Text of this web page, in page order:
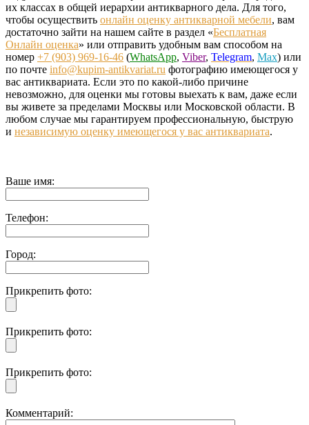
их классах в общей иерархии антикварного дела. Для того,
чтобы осуществить онлайн оценку антикварной мебели, вам
достаточно зайти на нашем сайте в раздел «Бесплатная
Онлайн оценка» или отправить удобным вам способом на
номер +7 (903) 969-16-46 (WhatsApp, Viber, Telegram, Max) или
по почте info@kupim-antikvariat.ru фотографию имеющегося у
вас антиквариата. Если это по какой-либо причине
невозможно, для оценки мы готовы выехать к вам, даже если
вы живете за пределами Москвы или Московской области. В
любом случае мы гарантируем профессиональную, быструю
и независимую оценку имеющегося у вас антиквариата.
Ваше имя:
Телефон:
Город:
Прикрепить фото:
Прикрепить фото:
Прикрепить фото:
Комментарий: